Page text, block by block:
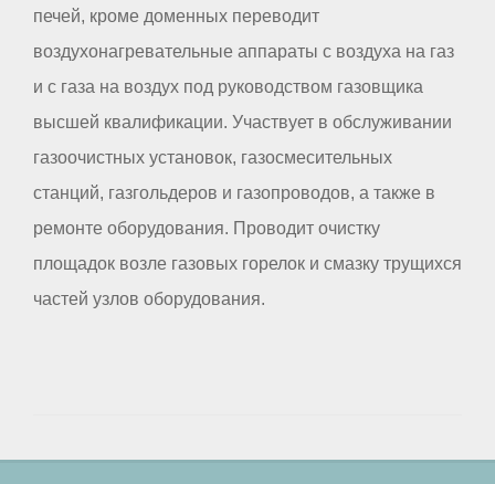
печей, кроме доменных переводит
воздухонагревательные аппараты с воздуха на газ
и с газа на воздух под руководством газовщика
высшей квалификации. Участвует в обслуживании
газоочистных установок, газосмесительных
станций, газгольдеров и газопроводов, а также в
ремонте оборудования. Проводит очистку
площадок возле газовых горелок и смазку трущихся
частей узлов оборудования.